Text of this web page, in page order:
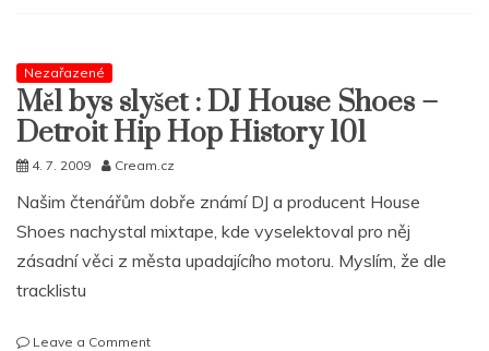
Čekej
jména
jako
Guilty
Madlib,
Sean
P,
další
Nezařazené
Měl bys slyšet : DJ House Shoes –
Detroit Hip Hop History 101
4. 7. 2009 Cream.cz
Našim čtenářům dobře známí DJ a producent House
Shoes nachystal mixtape, kde vyselektoval pro něj
zásadní věci z města upadajícího motoru. Myslím, že dle
tracklistu
Leave a Commenton